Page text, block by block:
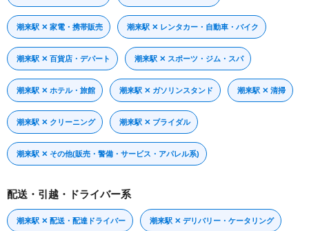
潮来駅 ✕ 家電・携帯販売 潮来駅 ✕ レンタカー・自動車・バイク
潮来駅 ✕ 百貨店・デパート 潮来駅 ✕ スポーツ・ジム・スパ
潮来駅 ✕ ホテル・旅館 潮来駅 ✕ ガソリンスタンド 潮来駅 ✕ 清掃
潮来駅 ✕ クリーニング 潮来駅 ✕ ブライダル
潮来駅 ✕ その他(販売・警備・サービス・アパレル系)
配送・引越・ドライバー系
潮来駅 ✕ 配送・配達ドライバー 潮来駅 ✕ デリバリー・ケータリング